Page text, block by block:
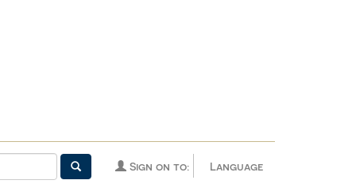
Language
Sign on to: